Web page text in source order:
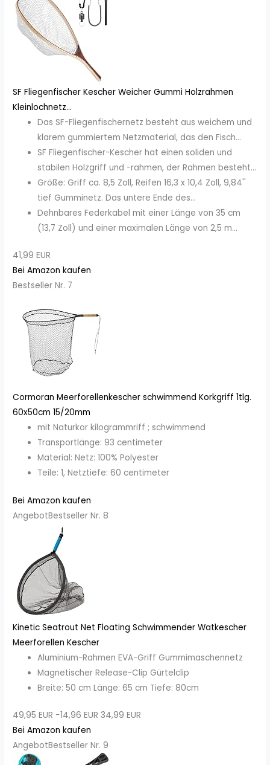
SF Fliegenfischer Kescher Weicher Gummi Holzrahmen
Kleinlochnetz...
Das SF-Fliegenfischernetz besteht aus weichem und
klarem gummiertem Netzmaterial, das den Fisch...
SF Fliegenfischer-Kescher hat einen soliden und
stabilen Holzgriff und -rahmen, der Rahmen besteht...
Größe: Griff ca. 8,5 Zoll, Reifen 16,3 x 10,4 Zoll, 9,84''
tief Gumminetz. Das untere Ende des...
Dehnbares Federkabel mit einer Länge von 35 cm
(13,7 Zoll) und einer maximalen Länge von 2,5 m...
41,99 EUR
Bei Amazon kaufen
Bestseller Nr. 7
Cormoran Meerforellenkescher schwimmend Korkgriff 1tlg.
60x50cm 15/20mm
mit Naturkor kilogrammriff ; schwimmend
Transportlänge: 93 centimeter
Material: Netz: 100% Polyester
Teile: 1, Netztiefe: 60 centimeter
Bei Amazon kaufen
AngebotBestseller Nr. 8
Kinetic Seatrout Net Floating Schwimmender Watkescher
Meerforellen Kescher
Aluminium-Rahmen EVA-Griff Gummimaschennetz
Magnetischer Release-Clip Gürtelclip
Breite: 50 cm Länge: 65 cm Tiefe: 80cm
49,95 EUR −14,96 EUR 34,99 EUR
Bei Amazon kaufen
AngebotBestseller Nr. 9